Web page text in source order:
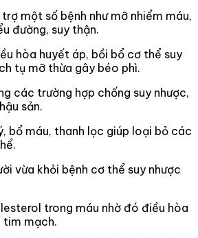
một số bệnh như mỡ nhiểm máu,
đường, suy thận.
hòa huyết áp, bồi bổ cơ thể suy
tụ mỡ thừa gây béo phì.
các trường hợp chống suy nhược,
sản.
bổ máu, thanh lọc giúp loại bỏ các
vừa khỏi bệnh cơ thể suy nhược
trong máu nhờ đó điều hòa
mạch.